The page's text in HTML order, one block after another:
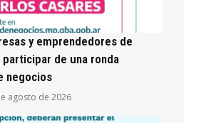
y emprendedores de
de una ronda
negocios
agosto de 2026